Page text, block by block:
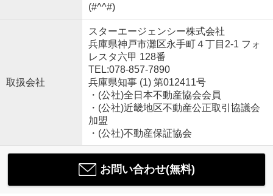
(#^^#)
取扱会社
スターエージェンシー株式会社
兵庫県神戸市灘区永手町４丁目2-1 フォ
レスタ六甲 128番
TEL:078-857-7890
兵庫県知事 (1) 第012411号
・(公社)全日本不動産協会会員
・(公社)近畿地区不動産公正取引協議会
加盟
・(公社)不動産保証協会
お問い合わせ(無料)